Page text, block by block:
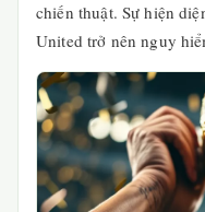
chiến thuật. Sự hiện
United trở nên nguy